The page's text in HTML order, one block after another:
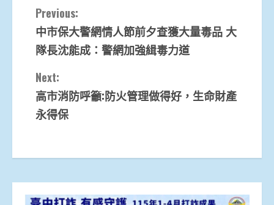
Continue
Reading
Previous:
中市保大警網情人節前夕查獲大量毒品 大
隊長沈能成：警網加強緝毒力道
Next:
高市消防呼籲:防火管理做得好，生命財產
永得保